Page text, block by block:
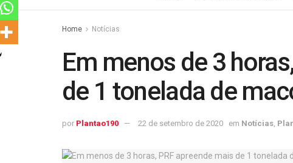
Home Notícias
Em menos de 3
de 1 tonelada de
por Plantao190 22 de setembro de 2020 em Notícias